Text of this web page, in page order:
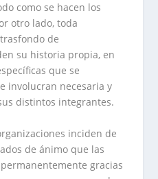
como se hacen los
otro lado, toda
de
su historia propia, en
que se
involucran necesaria y
distintos integrantes.
inciden de
de ánimo que las
gracias